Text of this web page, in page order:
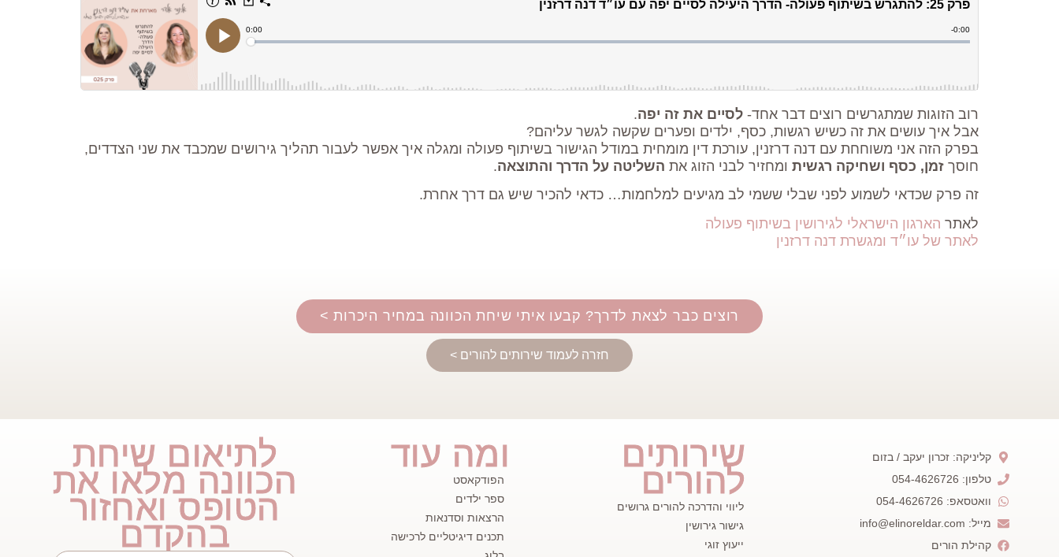
רוב הזוגות שמתגרשים רוצים דבר אחד- לסיים את זה יפה.
אבל איך עושים את זה כשיש רגשות, כסף, ילדים ופערים שקשה לגשר עליהם?
בפרק הזה אני משוחחת עם דנה דרזנין, עורכת דין מומחית במודל הגישור בשיתוף פעולה ומגלה איך אפשר לעבור תהליך גירושים שמכבד את שני הצדדים,
חוסך זמן, כסף ושחיקה רגשית ומחזיר לבני הזוג את השליטה על הדרך והתוצאה.
זה פרק שכדאי לשמוע לפני שבלי ששמי לב מגיעים למלחמות… כדאי להכיר שיש גם דרך אחרת.
לאתר הארגון הישראלי לגירושין בשיתוף פעולה
לאתר של עו״ד ומגשרת דנה דרזנין
רוצים כבר לצאת לדרך? קבעו איתי שיחת הכוונה במחיר היכרות >
חזרה לעמוד שירותים להורים >
קליניקה: זכרון יעקב / בזום
טלפון: 054-4626726
וואטסאפ: 054-4626726
מייל: info@elinoreldar.com
קהילת הורים
שירותים
להורים
ליווי והדרכה להורים גרושים
גישור גירושין
ייעוץ זוגי
ומה עוד
הפודקאסט
ספר ילדים
הרצאות וסדנאות
תכנים דיגיטליים לרכישה
לתיאום שיחת
הכוונה מלאו את
הטופס ואחזור
בהקדם